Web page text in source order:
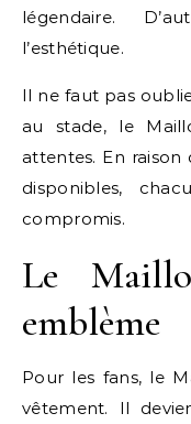
légendaire.
l’esthétique.
Il ne faut pas
au stade, le
attentes. En
disponibles,
compromis.
Le
emblème
Pour les fans, le
vêtement. Il